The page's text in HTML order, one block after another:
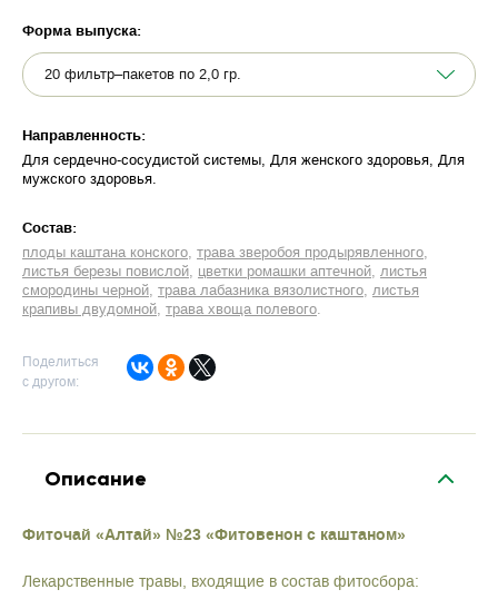
Форма выпуска:
Направленность:
Для сердечно-сосудистой системы Для женского здоровья Для
мужского здоровья
Cостав:
плоды каштана конского трава зверобоя продырявленного
листья березы повислой цветки ромашки аптечной листья
смородины черной трава лабазника вязолистного листья
крапивы двудомной трава хвоща полевого
Поделиться
с другом:
Описание
Фиточай «Алтай» №23 «Фитовенон с каштаном»
Лекарственные травы, входящие в состав фитосбора: